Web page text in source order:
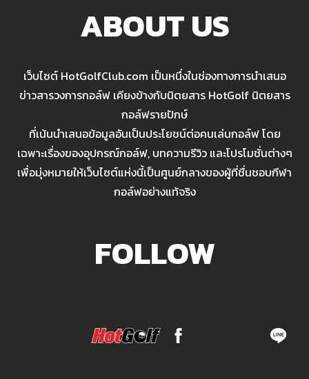
ABOUT US
เว็บไซต์ HotGolfClub.com เป็นหนึ่งในช่องทางการนำเสนอ
ข่าวสารวงการกอล์ฟ เคียงข้างกับนิตยสาร HotGolf นิตยสาร
กอล์ฟรายปักษ์
ที่เน้นนำเสนอข้อมูลอันเป็นประโยชน์ต่อคนเล่นกอล์ฟ โดย
เฉพาะเรื่องของอุปกรณ์กอล์ฟ, บทความรีวิว และโปรโมชั่นต่างๆ
เพื่อมุ่งหมายให้เว็บไซต์แห่งนี้เป็นศูนย์กลางของผู้ที่ชื่นชอบกีฬา
กอล์ฟอย่างแท้จริง
FOLLOW